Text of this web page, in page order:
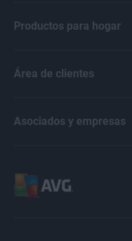
Productos para hogar
Área de clientes
Asociados y empresas